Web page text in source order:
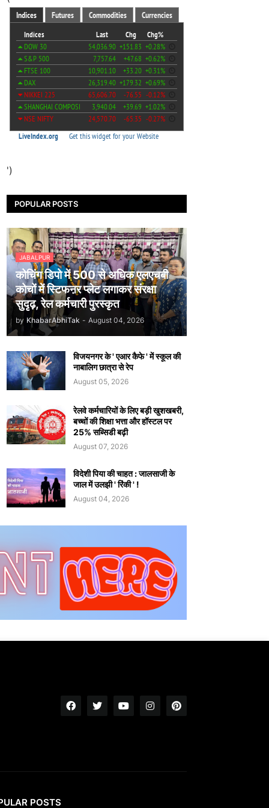
')
POPULAR POSTS
JABALPUR
कोचिंग डिपो में 500 से अधिक एलएचबी
कोचों में स्टिफऩर प्लेट लगाकर संरक्षा
सुदृढ़, रेल कर्मचारी पुरस्कृत
by KhabarAbhiTak - August 04, 2026
विजयनगर के ' एआर कैफे ' में स्कूल की
नाबालिग छात्रा से रेप
August 05, 2026
रेलवे कर्मचारियों के लिए बड़ी खुशखबरी,
बच्चों की शिक्षा भत्ता और हॉस्टल पर
25% सब्सिडी बढ़ी
August 07, 2026
विदेशी पिया की चाहत : जालसाजी के
जाल में उलझी ' रिंकी ' !
August 04, 2026
POSTS